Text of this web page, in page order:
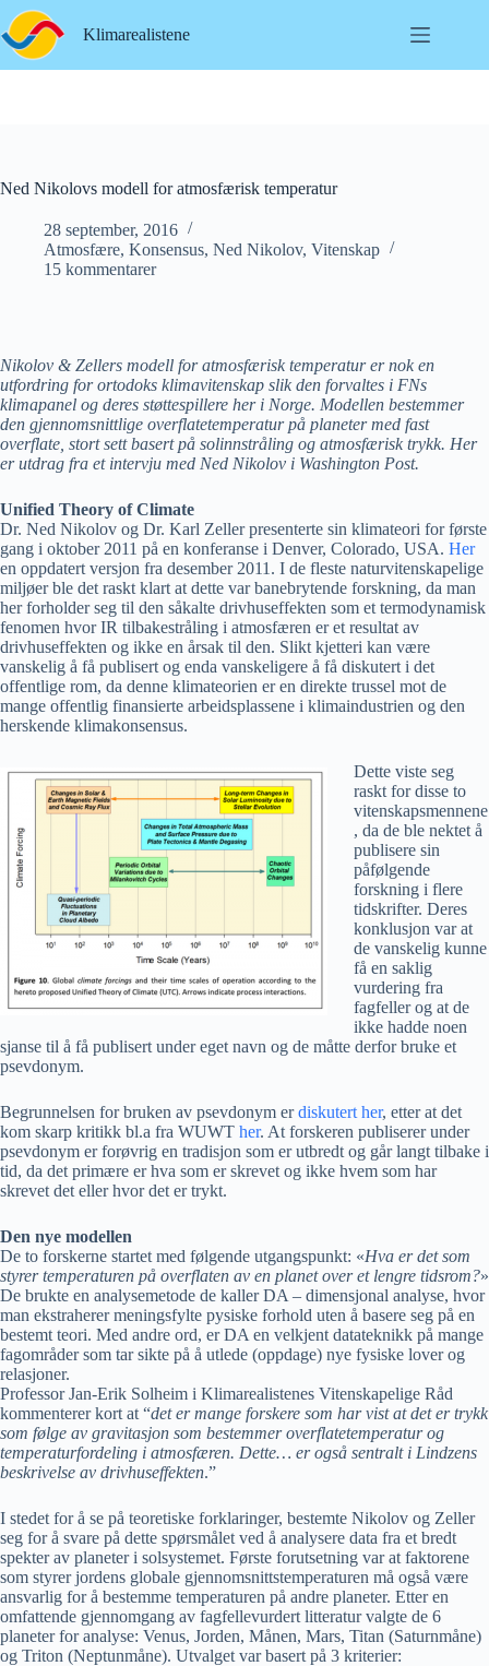
Hopp
til
innholdet
Klimarealistene
Ned Nikolovs modell for atmosfærisk temperatur
28 september, 2016
Atmosfære, Konsensus, Ned Nikolov, Vitenskap
15 kommentarer
Nikolov & Zellers modell for atmosfærisk temperatur er nok en
utfordring for ortodoks klimavitenskap slik den forvaltes i FNs
klimapanel og deres støttespillere her i Norge. Modellen bestemmer
den gjennomsnittlige overflatetemperatur på planeter med fast
overflate, stort sett basert på solinnstråling og atmosfærisk trykk. Her
er utdrag fra et intervju med Ned Nikolov i Washington Post.
Unified Theory of Climate
Dr. Ned Nikolov og Dr. Karl Zeller presenterte sin klimateori for første
gang i oktober 2011 på en konferanse i Denver, Colorado, USA. Her
en oppdatert versjon fra desember 2011. I de fleste naturvitenskapelige
miljøer ble det raskt klart at dette var banebrytende forskning, da man
her forholder seg til den såkalte drivhuseffekten som et termodynamisk
fenomen hvor IR tilbakestråling i atmosfæren er et resultat av
drivhuseffekten og ikke en årsak til den. Slikt kjetteri kan være
vanskelig å få publisert og enda vanskeligere å få diskutert i det
offentlige rom, da denne klimateorien er en direkte trussel mot de
mange offentlig finansierte arbeidsplassene i klimaindustrien og den
herskende klimakonsensus.
Dette viste seg
raskt for disse to
vitenskapsmennene
, da de ble nektet å
publisere sin
påfølgende
forskning i flere
tidskrifter. Deres
konklusjon var at
de vanskelig kunne
få en saklig
vurdering fra
fagfeller og at de
ikke hadde noen
sjanse til å få publisert under eget navn og de måtte derfor bruke et
psevdonym.
Begrunnelsen for bruken av psevdonym erdiskutert her, etter at det
kom skarp kritikk bl.a fra WUWT her. At forskeren publiserer under
psevdonym er forøvrig en tradisjon som er utbredt og går langt tilbake i
tid, da det primære er hva som er skrevet og ikke hvem som har
skrevet det eller hvor det er trykt.
Den nye modellen
De to forskerne startet med følgende utgangspunkt: «Hva er det som
styrer temperaturen på overflaten av en planet over et lengre tidsrom?»
De brukte en analysemetode de kaller DA – dimensjonal analyse, hvor
man ekstraherer meningsfylte pysiske forhold uten å basere seg på en
bestemt teori. Med andre ord, er DA en velkjent datateknikk på mange
fagområder som tar sikte på å utlede (oppdage) nye fysiske lover og
relasjoner.
Professor Jan-Erik Solheim i Klimarealistenes Vitenskapelige Råd
kommenterer kort at “det er mange forskere som har vist at det er trykk
som følge av gravitasjon som bestemmer overflatetemperatur og
temperaturfordeling i atmosfæren. Dette… er også sentralt i Lindzens
beskrivelse av drivhuseffekten.”
I stedet for å se på teoretiske forklaringer, bestemte Nikolov og Zeller
seg for å svare på dette spørsmålet ved å analysere data fra et bredt
spekter av planeter i solsystemet. Første forutsetning var at faktorene
som styrer jordens globale gjennomsnittstemperaturen må også være
ansvarlig for å bestemme temperaturen på andre planeter. Etter en
omfattende gjennomgang av fagfellevurdert litteratur valgte de 6
planeter for analyse: Venus, Jorden, Månen, Mars, Titan (Saturnmåne)
og Triton (Neptunmåne). Utvalget var basert på 3 kriterier: